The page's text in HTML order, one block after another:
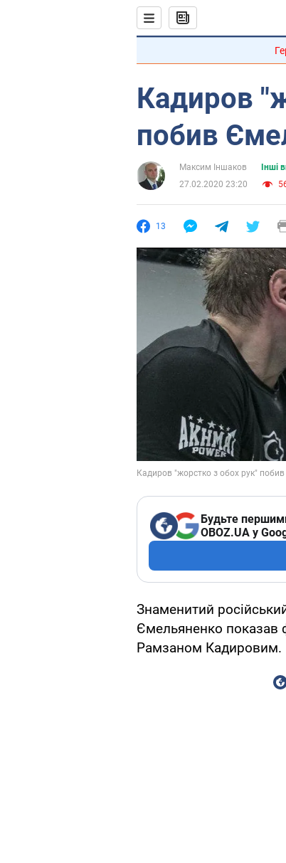
Кадиров
побив
Максим Іншаков
Інші
27.02.2020 23:20
13
Будьте
OBOZ.UA у
Знаменитий
Ємельяненко показав
Рамзаном Кадировим.